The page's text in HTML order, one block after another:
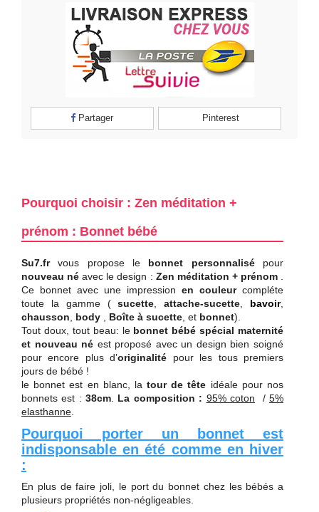
Partager Pinterest
Pourquoi choisir : Zen méditation +
prénom : Bonnet bébé
Su7.frvous propose le bonnet personnalisépour
nouveau né avec le design : Zen méditation + prénom
Ce bonnet avec une impression en couleurcompléte
toute la gamme (sucette ,attache-sucette bavoir,
chausson
body Boîte à sucette , et bonnet).
Tout doux, tout beau: le bonnet bébé spécial maternité
et nouveau né est proposé avec un design bien soigné
pour encore plus d’originalité pour les tous premiers
jours de bébé !
le bonnet est en blanc, latour de tête idéale pour nos
bonnets est :38cm La composition : 95% coton /5%
elasthanne
Pourquoi porter un bonnet est
indisponsable en été comme en hiver
:
En plus de faire joli, le port du bonnet chez les bébés a
plusieurs propriétés non-négligeables.